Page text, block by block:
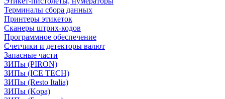
Терминалы сбора данных
Принтеры этикеток
Сканеры штрих-кодов
Программное обеспечение
Счетчики и детекторы валют
Запасные части
ЗИПы (PIRON)
ЗИПы (ICE TECH)
ЗИПы (Resto Italia)
ЗИПы (Kopa)